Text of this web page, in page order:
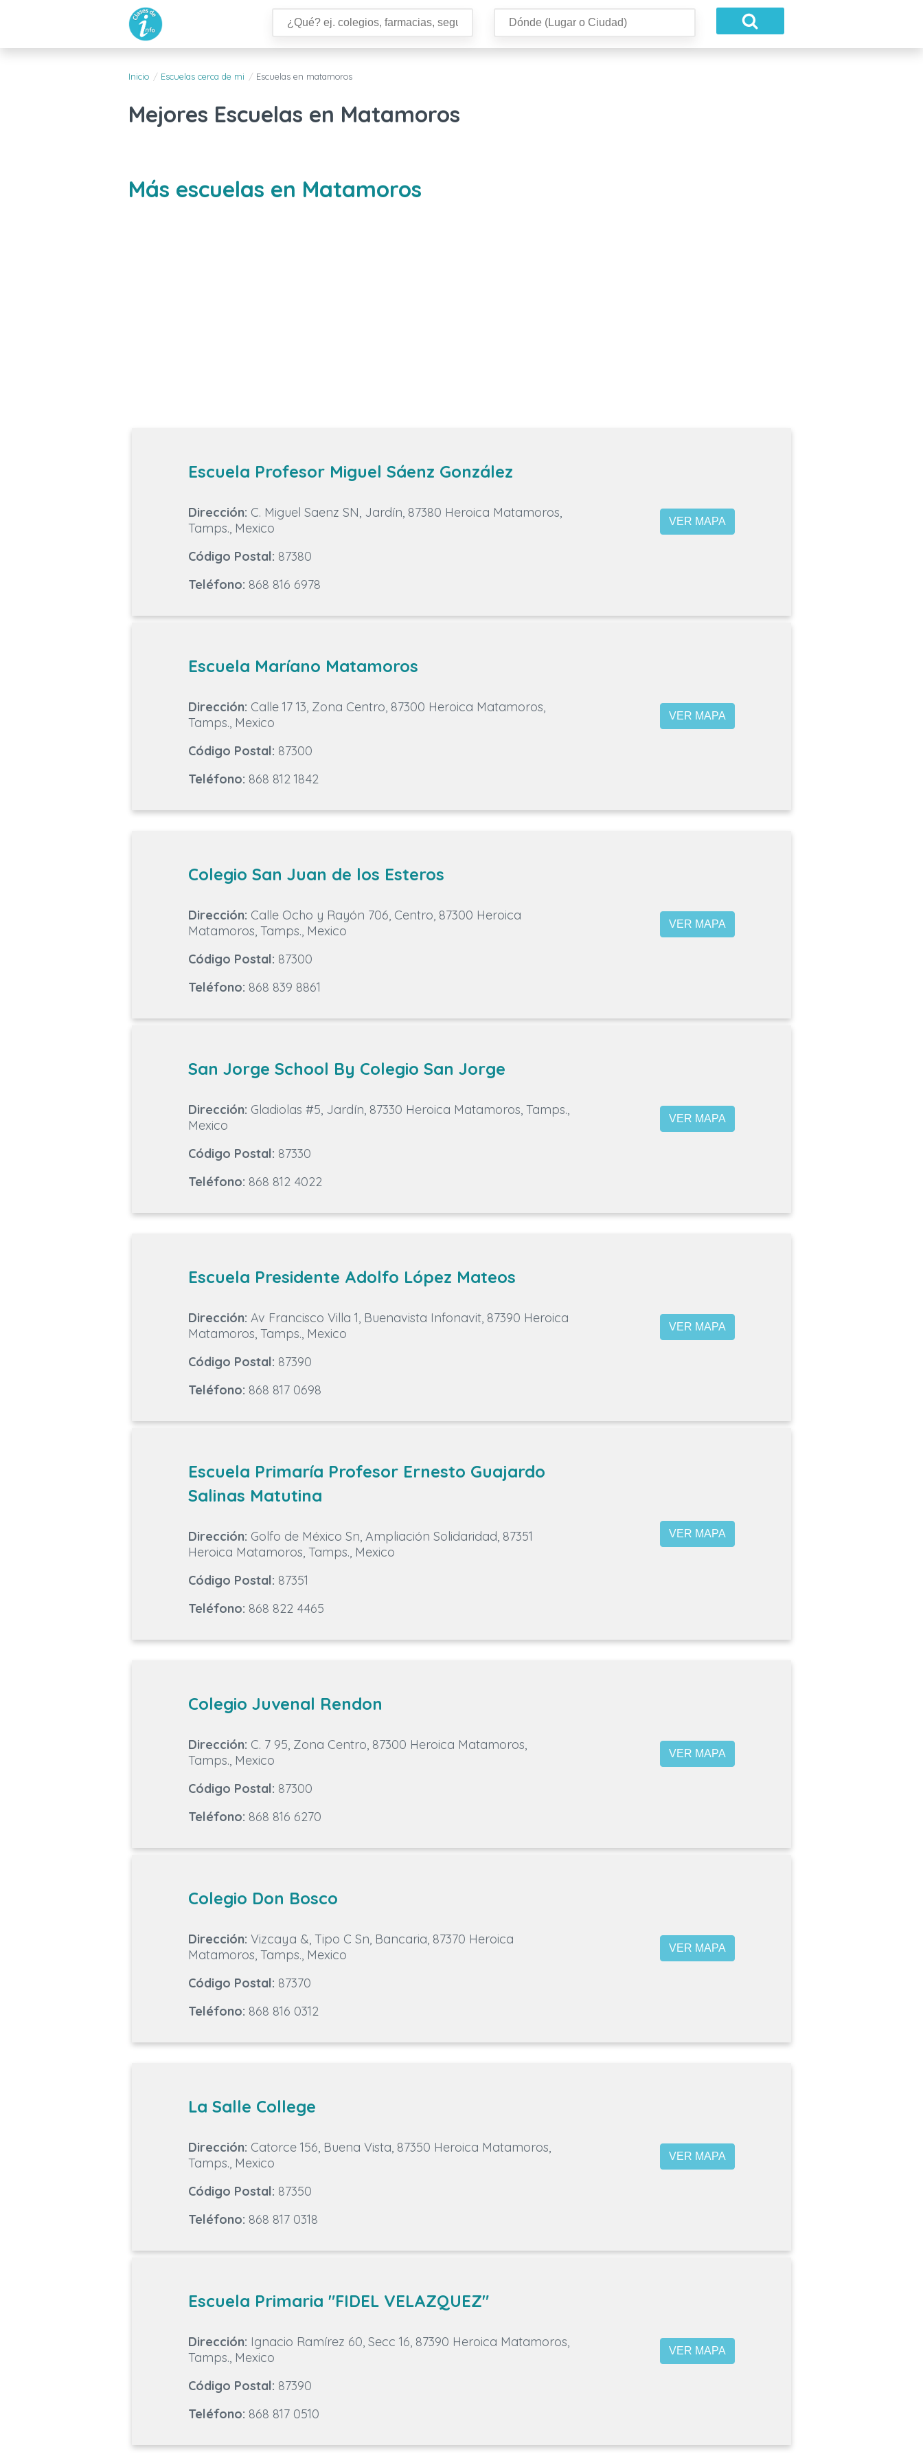
Inicio Escuelas cerca de mi Escuelas en matamoros
Mejores Escuelas en Matamoros
Más escuelas en Matamoros
Escuela Profesor Miguel Sáenz González
Dirección: C. Miguel Saenz SN, Jardín, 87380 Heroica Matamoros,
Tamps., Mexico
Código Postal: 87380
Teléfono: 868 816 6978
VER MAPA
Escuela Maríano Matamoros
Dirección: Calle 17 13, Zona Centro, 87300 Heroica Matamoros,
Tamps., Mexico
Código Postal: 87300
Teléfono: 868 812 1842
VER MAPA
Colegio San Juan de los Esteros
Dirección: Calle Ocho y Rayón 706, Centro, 87300 Heroica
Matamoros, Tamps., Mexico
Código Postal: 87300
Teléfono: 868 839 8861
VER MAPA
San Jorge School By Colegio San Jorge
Dirección: Gladiolas #5, Jardín, 87330 Heroica Matamoros, Tamps.,
Mexico
Código Postal: 87330
Teléfono: 868 812 4022
VER MAPA
Escuela Presidente Adolfo López Mateos
Dirección: Av Francisco Villa 1, Buenavista Infonavit, 87390 Heroica
Matamoros, Tamps., Mexico
Código Postal: 87390
Teléfono: 868 817 0698
VER MAPA
Escuela Primaría Profesor Ernesto Guajardo
Salinas Matutina
Dirección: Golfo de México Sn, Ampliación Solidaridad, 87351
Heroica Matamoros, Tamps., Mexico
Código Postal: 87351
Teléfono: 868 822 4465
VER MAPA
Colegio Juvenal Rendon
Dirección: C. 7 95, Zona Centro, 87300 Heroica Matamoros,
Tamps., Mexico
Código Postal: 87300
Teléfono: 868 816 6270
VER MAPA
Colegio Don Bosco
Dirección: Vizcaya &, Tipo C Sn, Bancaria, 87370 Heroica
Matamoros, Tamps., Mexico
Código Postal: 87370
Teléfono: 868 816 0312
VER MAPA
La Salle College
Dirección: Catorce 156, Buena Vista, 87350 Heroica Matamoros,
Tamps., Mexico
Código Postal: 87350
Teléfono: 868 817 0318
VER MAPA
Escuela Primaria "FIDEL VELAZQUEZ"
Dirección: Ignacio Ramírez 60, Secc 16, 87390 Heroica Matamoros,
Tamps., Mexico
Código Postal: 87390
Teléfono: 868 817 0510
VER MAPA